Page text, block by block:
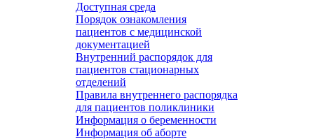
Доступная среда
Порядок ознакомления
пациентов с медицинской
документацией
Внутренний распорядок для
пациентов стационарных
отделений
Правила внутреннего распорядка
для пациентов поликлиники
Информация о беременности
Информация об аборте